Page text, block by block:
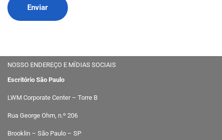
NOSSO ENDEREÇO E MÍDIAS SOCIAIS
Escritório São Paulo
LWM Corporate Center – Torre B
Rua George Ohm, n.º 206
Brooklin – São Paulo – SP